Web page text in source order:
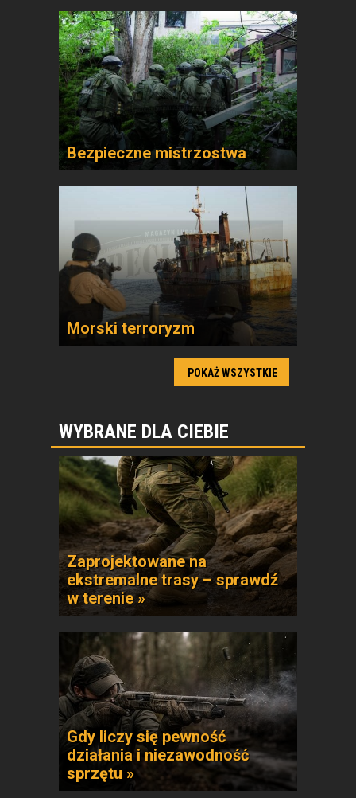
Bezpieczne mistrzostwa
Morski terroryzm
POKAŻ WSZYSTKIE
WYBRANE DLA CIEBIE
Zaprojektowane na
ekstremalne trasy – sprawdź
w terenie »
Gdy liczy się pewność
działania i niezawodność
sprzętu »